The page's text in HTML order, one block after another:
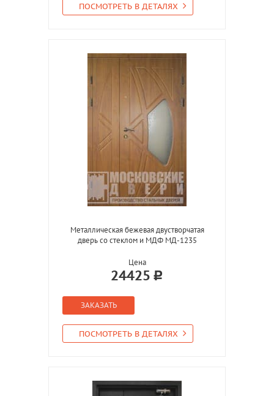
ПОСМОТРЕТЬ В ДЕТАЛЯХ
Металлическая бежевая двустворчатая
дверь со стеклом и МДФ МД-1235
Цена
24425
ЗАКАЗАТЬ
ПОСМОТРЕТЬ В ДЕТАЛЯХ